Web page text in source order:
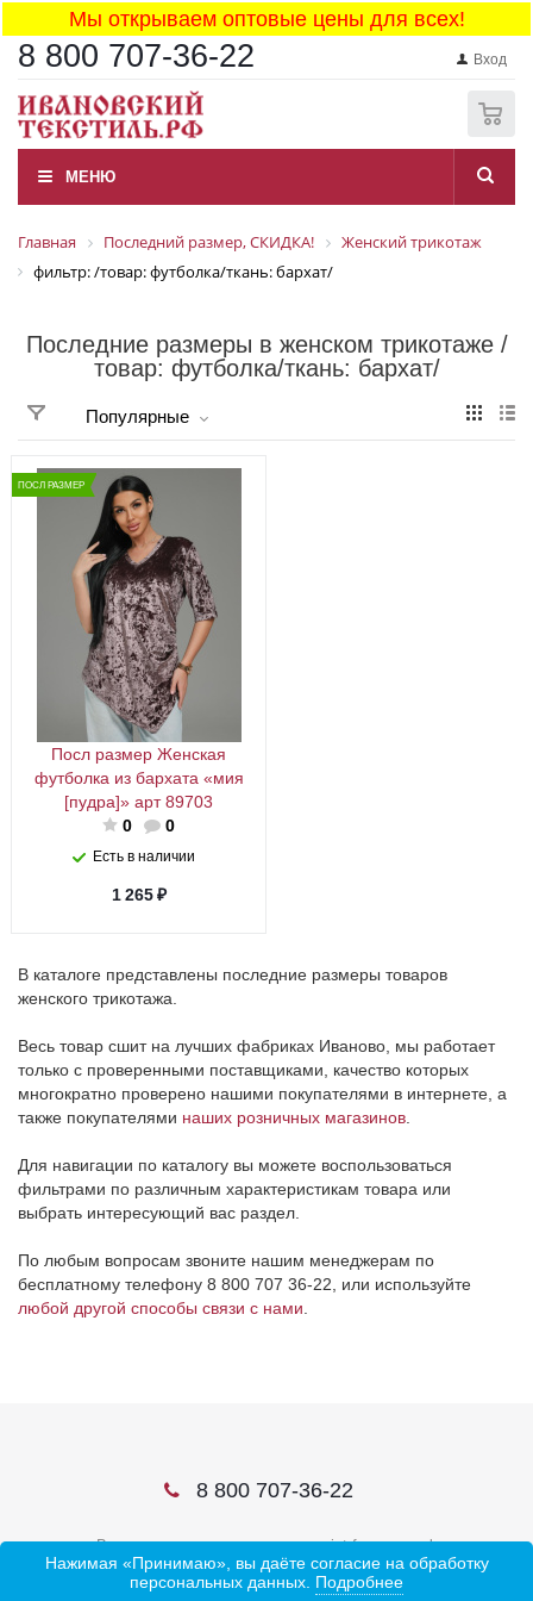
Мы открываем оптовые цены для всех!
8 800 707-36-22 Вход
МЕНЮ
Главная Последний размер, СКИДКА!
Женский трикотаж
фильтр: /товар: футболка/ткань: бархат/
Последние размеры в женском трикотаже /
товар: футболка/ткань: бархат/
Популярные
ПОСЛ РАЗМЕР
Посл размер Женская
футболка из бархата «мия
[пудра]» арт 89703
0
0
Есть в наличии
1 265₽
В каталоге представлены последние размеры товаров
женского трикотажа.
Весь товар сшит на лучших фабриках Иваново, мы работает
только с проверенными поставщиками, качество которых
многократно проверено нашими покупателями в интернете, а
также покупателями наших розничных магазинов
Для навигации по каталогу вы можете воспользоваться
фильтрами по различным характеристикам товара или
выбрать интересующий вас раздел.
По любым вопросам звоните нашим менеджерам по
бесплатному телефону 8 800 707 36-22, или используйте
любой другой способы связи с нами
8 800 707-36-22
В соцсетях ищите нас по слову ivtrf или ивтрф
Нажимая «Принимаю», вы даёте согласие на обработку
персональных данных. Подробнее